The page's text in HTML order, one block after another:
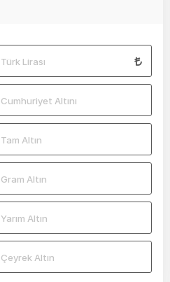
Türk Lirası
Cumhuriyet Altını
Tam Altın
Gram Altın
Yarım Altın
Çeyrek Altın